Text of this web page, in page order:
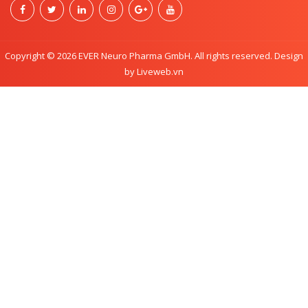
Copyright © 2026 EVER Neuro Pharma GmbH. All rights reserved. Design
by Liveweb.vn